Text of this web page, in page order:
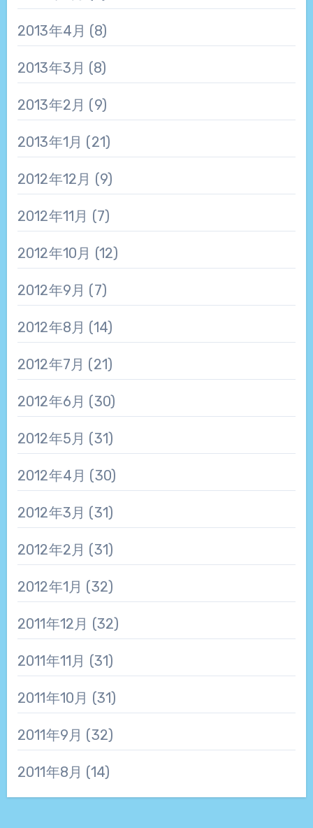
2013年4月 (8)
2013年3月 (8)
2013年2月 (9)
2013年1月 (21)
2012年12月 (9)
2012年11月 (7)
2012年10月 (12)
2012年9月 (7)
2012年8月 (14)
2012年7月 (21)
2012年6月 (30)
2012年5月 (31)
2012年4月 (30)
2012年3月 (31)
2012年2月 (31)
2012年1月 (32)
2011年12月 (32)
2011年11月 (31)
2011年10月 (31)
2011年9月 (32)
2011年8月 (14)